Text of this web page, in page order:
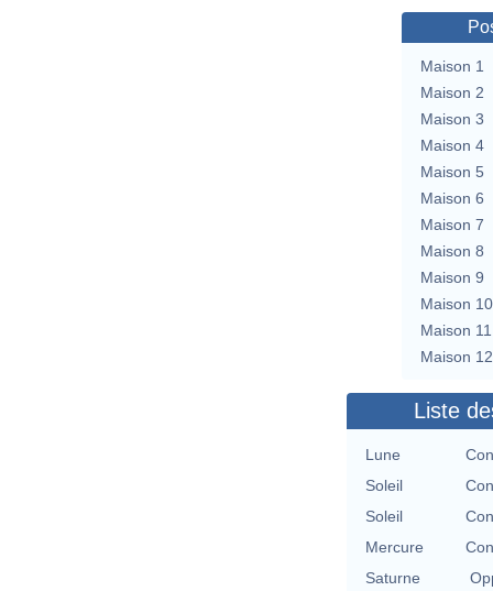
Maison 1
Maison 2
Maison 3
Maison 4
Maison 5
Maison 6
Maison 7
Maison 8
Maison 9
Maison 10
Maison 11
Maison 12
Liste
Lune
Soleil
Soleil
Mercure
Saturne